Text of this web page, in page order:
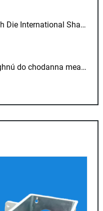
Taispeántas Réitigh Die International Shanghai
Conas ábhair a roghnú do chodanna meaisínithe CNC